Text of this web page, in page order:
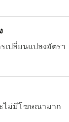
เปลี่ยนแปลงอัตรา
ไม่มีโฆษณามาก